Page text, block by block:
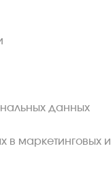
данных
маркетинговых